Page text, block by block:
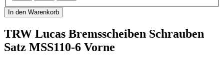
In den Warenkorb
TRW Lucas Bremsscheiben Schrauben
Satz MSS110-6 Vorne